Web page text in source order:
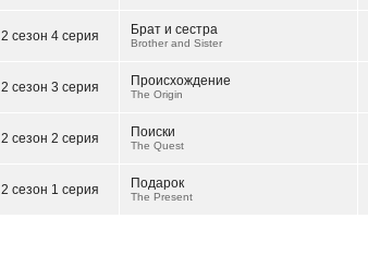
2 сезон 4 серия Брат и сестра
Brother and Sister
2 сезон 3 серия Происхождение
The Origin
2 сезон 2 серия Поиски
The Quest
2 сезон 1 серия Подарок
The Present